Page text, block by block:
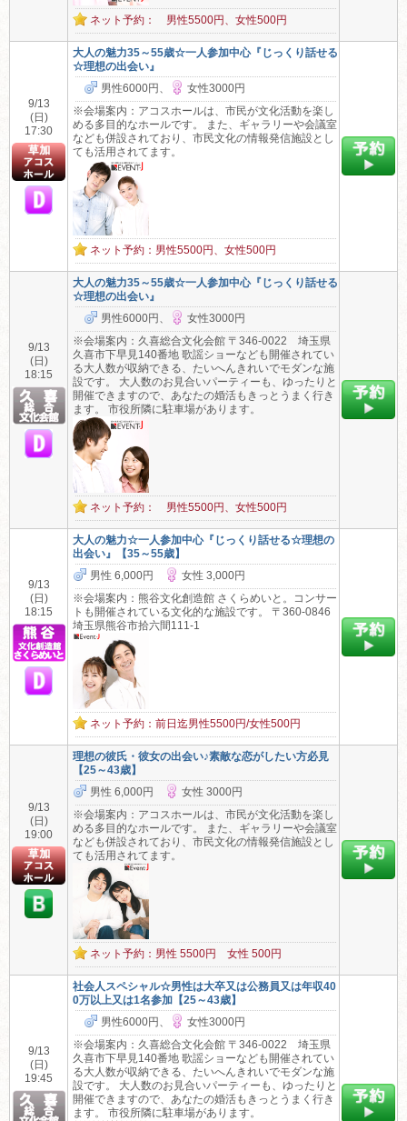
ネット予約： 男性5500円、女性500円
9/13
(日)
17:30
大人の魅力35～55歳☆一人参加中心『じっくり話せる
☆理想の出会い』
男性6000円、
女性3000円
※会場案内：アコスホールは、市民が文化活動を楽し
める多目的なホールです。 また、ギャラリーや会議室
なども併設されており、市民文化の情報発信施設とし
ても活用されてます。
ネット予約：男性5500円、女性500円
9/13
(日)
18:15
大人の魅力35～55歳☆一人参加中心『じっくり話せる
☆理想の出会い』
男性6000円、
女性3000円
※会場案内：久喜総合文化会館 〒346-0022 埼玉県
久喜市下早見140番地 歌謡ショーなども開催されてい
る大人数が収納できる、たいへんきれいでモダンな施
設です。 大人数のお見合いパーティーも、ゆったりと
開催できますので、あなたの婚活もきっとうまく行き
ます。 市役所隣に駐車場があります。
ネット予約： 男性5500円、女性500円
9/13
(日)
18:15
大人の魅力☆一人参加中心『じっくり話せる☆理想の
出会い』【35～55歳】
男性 6,000円
女性 3,000円
※会場案内：熊谷文化創造館 さくらめいと。コンサー
トも開催されている文化的な施設です。 〒360-0846
埼玉県熊谷市拾六間111-1
ネット予約：前日迄男性5500円/女性500円
9/13
(日)
19:00
理想の彼氏・彼女の出会い♪素敵な恋がしたい方必見
【25～43歳】
男性 6,000円
女性 3000円
※会場案内：アコスホールは、市民が文化活動を楽し
める多目的なホールです。 また、ギャラリーや会議室
なども併設されており、市民文化の情報発信施設とし
ても活用されてます。
ネット予約：男性 5500円 女性 500円
9/13
(日)
19:45
社会人スペシャル☆男性は大卒又は公務員又は年収40
0万以上又は1名参加【25～43歳】
男性6000円、
女性3000円
※会場案内：久喜総合文化会館 〒346-0022 埼玉県
久喜市下早見140番地 歌謡ショーなども開催されてい
る大人数が収納できる、たいへんきれいでモダンな施
設です。 大人数のお見合いパーティーも、ゆったりと
開催できますので、あなたの婚活もきっとうまく行き
ます。 市役所隣に駐車場があります。